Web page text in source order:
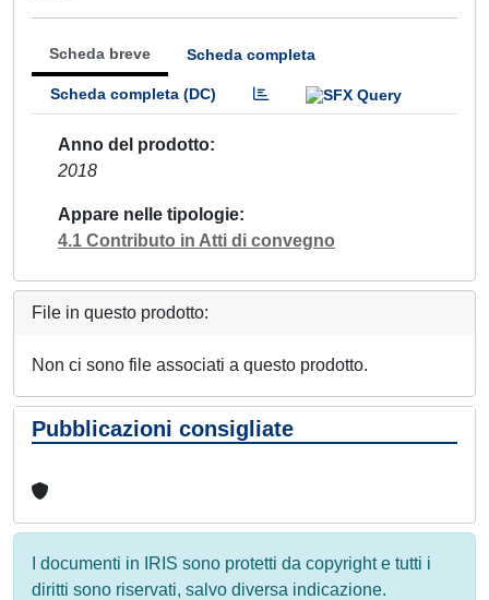
Scheda breve Scheda completa
Scheda completa (DC)
Anno del prodotto
2018
Appare nelle tipologie
4.1 Contributo in Atti di convegno
File in questo prodotto:
Non ci sono file associati a questo prodotto.
Pubblicazioni consigliate
I documenti in IRIS sono protetti da copyright e tutti i
diritti sono riservati, salvo diversa indicazione.